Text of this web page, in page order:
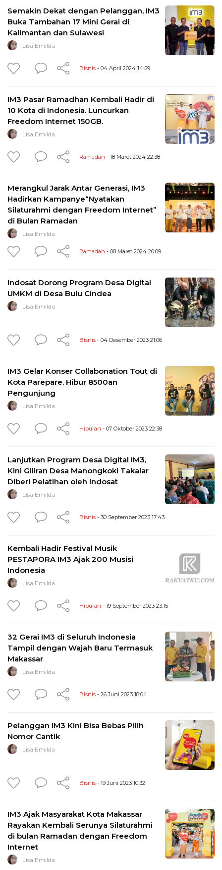
Semakin Dekat dengan Pelanggan, IM3
Buka Tambahan 17 Mini Gerai di
Kalimantan dan Sulawesi
Lisa Emilda
Bisnis - 04 April 2024 14:59
IM3 Pasar Ramadhan Kembali Hadir di
10 Kota di Indonesia. Luncurkan
Freedom Internet 150GB.
Lisa Emilda
Ramadan - 18 Maret 2024 22:38
Merangkul Jarak Antar Generasi, IM3
Hadirkan Kampanye“Nyatakan
Silaturahmi dengan Freedom Internet”
di Bulan Ramadan
Lisa Emilda
Ramadan - 08 Maret 2024 20:09
Indosat Dorong Program Desa Digital
UMKM di Desa Bulu Cindea
Lisa Emilda
Bisnis - 04 Desember 2023 21:06
IM3 Gelar Konser Collabonation Tout di
Kota Parepare. Hibur 8500an
Pengunjung
Lisa Emilda
Hiburan - 07 Oktober 2023 22:38
Lanjutkan Program Desa Digital IM3,
Kini Giliran Desa Manongkoki Takalar
Diberi Pelatihan oleh Indosat
Lisa Emilda
Bisnis - 30 September 2023 17:43
Kembali Hadir Festival Musik
PESTAPORA IM3 Ajak 200 Musisi
Indonesia
Lisa Emilda
Hiburan - 19 September 2023 23:15
32 Gerai IM3 di Seluruh Indonesia
Tampil dengan Wajah Baru Termasuk
Makassar
Lisa Emilda
Bisnis - 26 Juni 2023 18:04
Pelanggan IM3 Kini Bisa Bebas Pilih
Nomor Cantik
Lisa Emilda
Bisnis - 19 Juni 2023 10:32
IM3 Ajak Masyarakat Kota Makassar
Rayakan Kembali Serunya Silaturahmi
di bulan Ramadan dengan Freedom
Internet
Lisa Emilda